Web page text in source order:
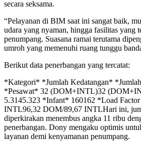
secara seksama.
“Pelayanan di BIM saat ini sangat baik,
udara yang nyaman, hingga fasilitas yang
penumpang. Suasana ramai terutama
umroh yang memenuhi ruang tunggu
Berikut data penerbangan yang tercatat:
*Kategori* *Jumlah Kedatangan*
*Pesawat* 32 (DOM+INTL)32
5.3145.323 *Infant* 160162 *Load
INTL96,32 DOM/89,67 INTLHari ini,
diperkirakan menembus angka 11 ribu
penerbangan. Dony mengaku optimis
layanan demi kenyamanan penumpang.